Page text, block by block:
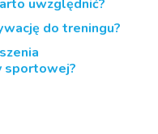
uwzględnić?
do treningu?
sportowej?